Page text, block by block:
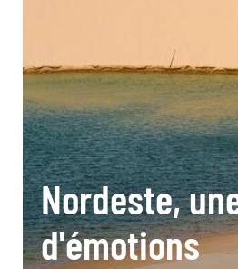
Nordeste,
d'émotions